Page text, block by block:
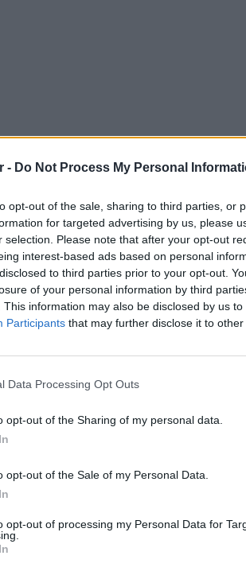
- Do Not Process My Personal
opt-out of the sale, sharing to third parties, or
for targeted advertising by us, please
selection. Please note that after your opt-out
interest-based ads based on personal
to third parties prior to your opt-out.
of your personal information by third
This information may also be disclosed by us
Participants that may further disclose it to other
Data Processing Opt Outs
opt-out of the Sharing of my personal data.
opt-out of the Sale of my Personal Data.
opt-out of processing my Personal Data for
ότι η έφηβη σφαγιάστηκε επίσης στην
αδελφή της Yahel, η Noiya, 16
να αγνοούνται.
Hamas attack in Israel has been killed,
old sister and their father remain
October 17, 2023
σημεία ζωής από τότε που οι
τουφέκια και χειροβομβίδες,
αναζητώντας ισραηλινές
απαγάγουν στις 7 Οκτωβρίου.